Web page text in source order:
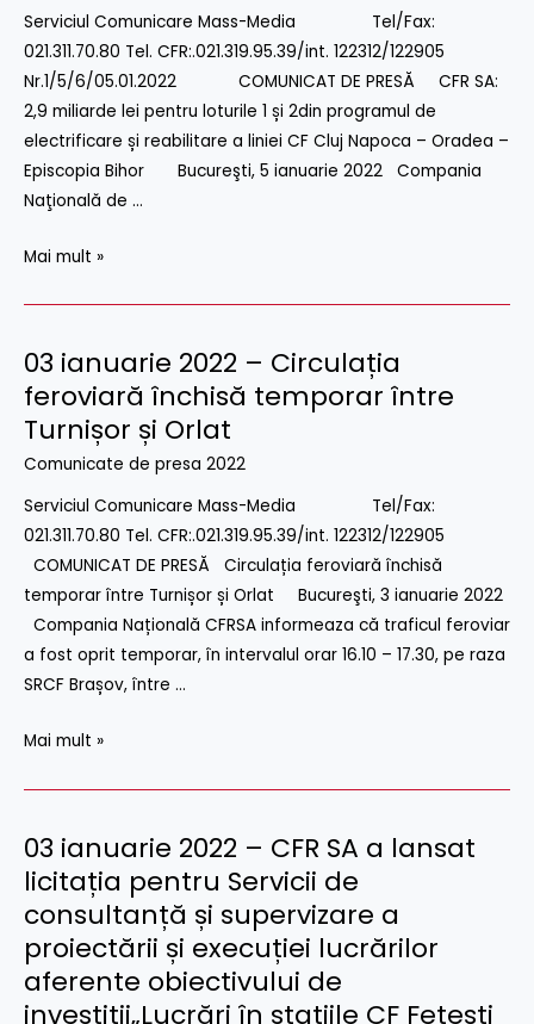
Serviciul Comunicare Mass-Media Tel/Fax:
021.311.70.80 Tel. CFR:.021.319.95.39/int. 122312/122905
Nr.1/5/6/05.01.2022 COMUNICAT DE PRESĂ CFR SA:
2,9 miliarde lei pentru loturile 1 și 2din programul de
electrificare și reabilitare a liniei CF Cluj Napoca – Oradea –
Episcopia Bihor Bucureşti, 5 ianuarie 2022 Compania
Naţională de …
miliarde
lei
pentru
loturile
1
și
2
programul
reabilitare
a
liniei
CF
Cluj
Napoca
Oradea
Episcopia
Bihor
Mai mult »
03 ianuarie 2022 – Circulația
feroviară închisă temporar între
Turnișor și Orlat
Comunicate de presa 2022
Serviciul Comunicare Mass-Media Tel/Fax:
021.311.70.80 Tel. CFR:.021.319.95.39/int. 122312/122905
COMUNICAT DE PRESĂ Circulația feroviară închisă
temporar între Turnișor și Orlat Bucureşti, 3 ianuarie 2022
Compania Națională CFRSA informeaza că traficul feroviar
a fost oprit temporar, în intervalul orar 16.10 – 17.30, pe raza
SRCF Brașov, între …
03
ianuarie
2022
feroviară
închisă
temporar
între
Turnișor
și
Orlat
Mai mult »
03 ianuarie 2022 – CFR SA a lansat
licitația pentru Servicii de
consultanță și supervizare a
proiectării și execuției lucrărilor
aferente obiectivului de
investiții„Lucrări în stațiile CF Fetești
03
ianuarie
2022
CFR
SA